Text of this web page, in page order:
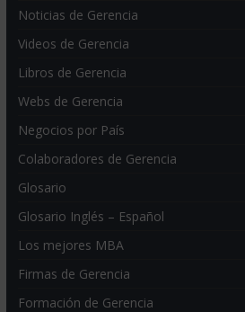
Noticias de Gerencia
Videos de Gerencia
Libros de Gerencia
Webs de Gerencia
Negocios por País
Colaboradores de Gerencia
Glosario
Glosario Inglés – Español
Los mejores MBA
Firmas de Gerencia
Formación de Gerencia